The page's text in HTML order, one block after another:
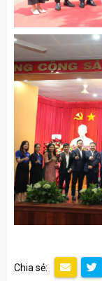
Chia sẻ: